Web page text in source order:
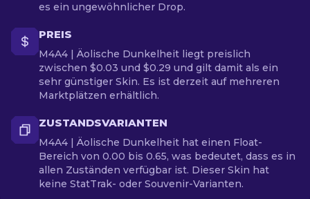
es ein ungewöhnlicher Drop.
PREIS
M4A4 | Äolische Dunkelheit liegt preislich
zwischen $0.03 und $0.29 und gilt damit als ein
sehr günstiger Skin. Es ist derzeit auf mehreren
Marktplätzen erhältlich.
ZUSTANDSVARIANTEN
M4A4 | Äolische Dunkelheit hat einen Float-
Bereich von 0.00 bis 0.65, was bedeutet, dass es in
allen Zuständen verfügbar ist. Dieser Skin hat
keine StatTrak- oder Souvenir-Varianten.